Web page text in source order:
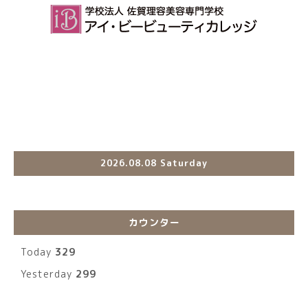
2026.08.08 Saturday
カウンター
Today 329
Yesterday 299